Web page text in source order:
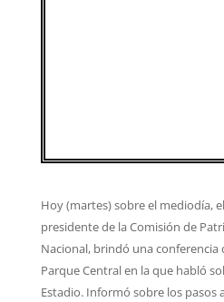
Hoy (martes) sobre el mediodía,
presidente de la Comisión de
Nacional, brindó una conferencia
Parque Central en la que habló
Estadio. Informó sobre los pasos